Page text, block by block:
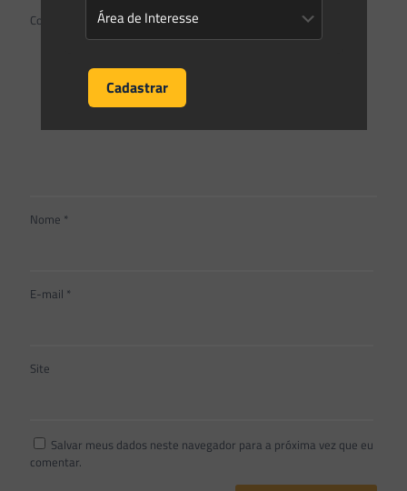
Comentário
Nome *
E-mail *
Site
Salvar meus dados neste navegador para a próxima vez que eu
comentar.